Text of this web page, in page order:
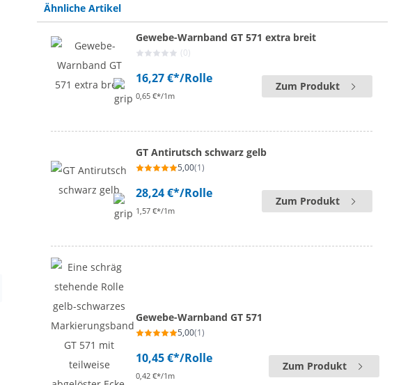
Ähnliche Artikel
Gewebe-Warnband GT 571 extra breit
(0)
16,27 €*/Rolle
0,65 €*/1m
Zum Produkt
GT Antirutsch schwarz gelb
5,00(1)
28,24 €*/Rolle
1,57 €*/1m
Zum Produkt
Gewebe-Warnband GT 571
5,00(1)
10,45 €*/Rolle
0,42 €*/1m
Zum Produkt